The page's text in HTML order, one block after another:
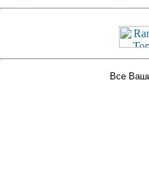
Все